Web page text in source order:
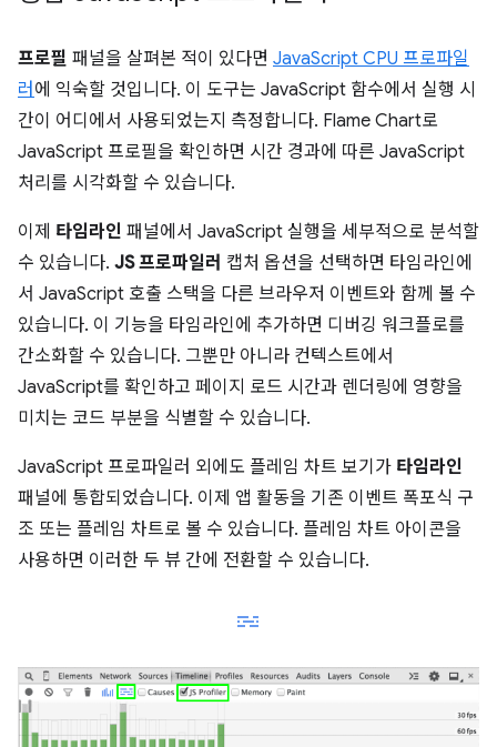
프로필 패널을 살펴본 적이 있다면 JavaScript CPU 프로파일
러 에 익숙할 것입니다. 이 도구는 JavaScript 함수에서 실행 시
간이 어디에서 사용되었는지 측정합니다. Flame Chart로
JavaScript 프로필을 확인하면 시간 경과에 따른 JavaScript
처리를 시각화할 수 있습니다.
이제 타임라인 패널에서 JavaScript 실행을 세부적으로 분석할
수 있습니다. JS 프로파일러 캡처 옵션을 선택하면 타임라인에
서 JavaScript 호출 스택을 다른 브라우저 이벤트와 함께 볼 수
있습니다. 이 기능을 타임라인에 추가하면 디버깅 워크플로를
간소화할 수 있습니다. 그뿐만 아니라 컨텍스트에서
JavaScript를 확인하고 페이지 로드 시간과 렌더링에 영향을
미치는 코드 부분을 식별할 수 있습니다.
JavaScript 프로파일러 외에도 플레임 차트 보기가 타임라인
패널에 통합되었습니다. 이제 앱 활동을 기존 이벤트 폭포식 구
조 또는 플레임 차트로 볼 수 있습니다. 플레임 차트 아이콘을
사용하면 이러한 두 뷰 간에 전환할 수 있습니다.